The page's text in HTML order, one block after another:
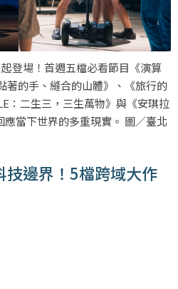
登場！首週五檔必看節目《演算
著的手、縫合的山體》、《旅行的
：二生三，三生萬物》與《安琪拉
當下世界的多重現實。 圖／臺北
技邊界！5檔跨域大作